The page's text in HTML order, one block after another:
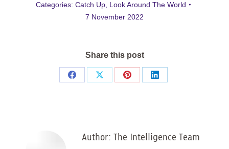
Categories: Catch Up, Look Around The World
7 November 2022
Share this post
Share
Share
Share
Share
Author: The Intelligence Team